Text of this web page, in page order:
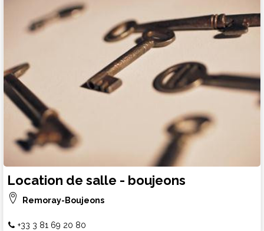
Location de salle - boujeons
Remoray-Boujeons
+33 3 81 69 20 80